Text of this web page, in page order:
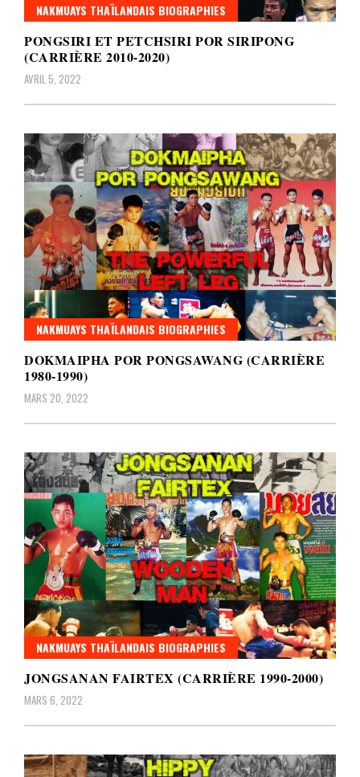
NAKMUAYS THAÏLANDAIS BIOGRAPHIES
PONGSIRI ET PETCHSIRI POR SIRIPONG
(CARRIÈRE 2010-2020)
AVRIL 5, 2022
NAKMUAYS THAÏLANDAIS BIOGRAPHIES
DOKMAIPHA POR PONGSAWANG (CARRIÈRE
1980-1990)
MARS 20, 2022
NAKMUAYS THAÏLANDAIS BIOGRAPHIES
JONGSANAN FAIRTEX (CARRIÈRE 1990-2000)
MARS 6, 2022